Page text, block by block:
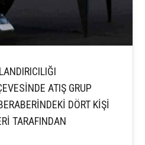
ATIŞ GRUP
DÖRT KİŞİ
TARAFINDAN